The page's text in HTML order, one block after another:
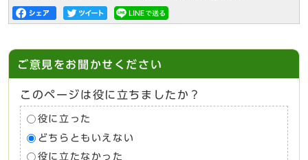
ご意見をお聞かせください
このページは役に立ちましたか？
役に立った
どちらともいえない
役に立たなかった